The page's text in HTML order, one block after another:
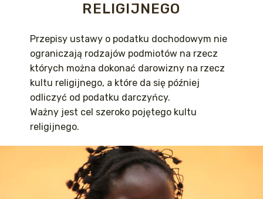
RELIGIJNEGO
Przepisy ustawy o podatku dochodowym nie
ograniczają rodzajów podmiotów na rzecz
których można dokonać darowizny na rzecz
kultu religijnego, a które da się później
odliczyć od podatku darczyńcy.
Ważny jest cel szeroko pojętego kultu
religijnego.